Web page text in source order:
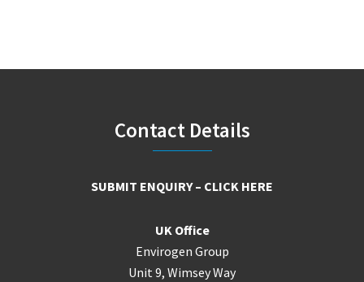
Contact Details
SUBMIT ENQUIRY – CLICK HERE
UK Office
Envirogen Group
Unit 9, Wimsey Way